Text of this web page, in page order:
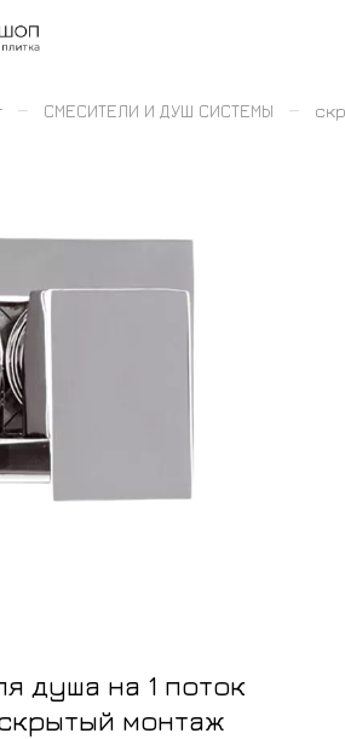
– СМЕСИТЕЛИ И ДУШ СИСТЕМЫ –
душа на 1 поток
монтаж